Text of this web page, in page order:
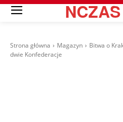
NCZAS
Strona główna Magazyn
Bitwa o
dwie Konfederacje